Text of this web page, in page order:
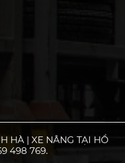
HÀ | XE NÂNG TẠI HỒ
498 769.